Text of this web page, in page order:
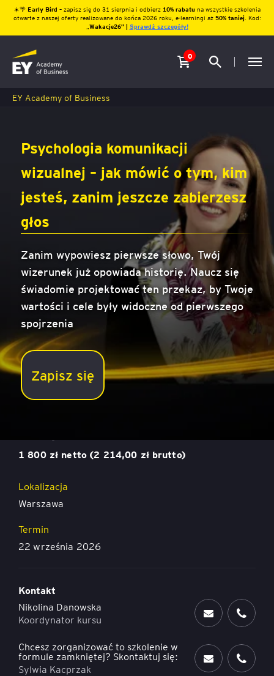
☀️🌴 Early Bird – zapisz się do 31 sierpnia i odbierz10% rabatu na wszystkie szkolenia
otwarte z naszej oferty realizowane do końca 2026 roku, e-learningi aż 50% taniej. Kod:
Wakacje26″ | Sprawdź szczegóły!
0
EY Academy of Business
Psychologia komunikacji
wizualnej – jak mówić o tym, kim
jesteś, zanim jeszcze zabierzesz
głos
Zanim wypowiesz pierwsze słowo, Twój
wizerunek już opowiada historię. Naucz się
świadomie projektować ten przekaz, by Twoje
wartości i cele były widoczne od pierwszego
spojrzenia
Zapisz się
Psychologia komunikacji wizualnej – jak mówić o tym,
kim jesteś, zanim jeszcze zabierzesz głos
1 800 zł netto (2 214,00 zł brutto)
Lokalizacja
Warszawa
Termin
22 września 2026
Kontakt
Nikolina Danowska
Koordynator kursu
Chcesz zorganizować to szkolenie w
formule zamkniętej? Skontaktuj się:
Sylwia Kacprzak